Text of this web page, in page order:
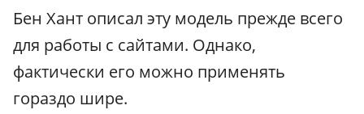
Бен Хант описал эту модель прежде всего
для работы с сайтами. Однако,
фактически его можно применять
гораздо шире.